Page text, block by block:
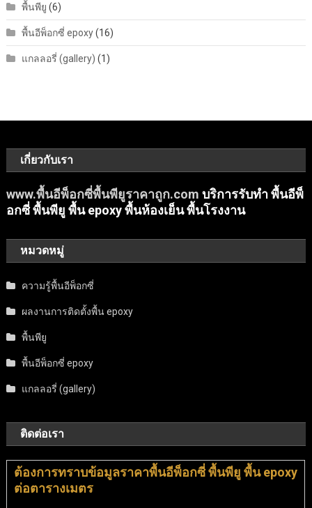
พื้นพียู (6)
พื้นอีพ็อกซี่ epoxy(16)
แกลลอรี่ (gallery) (1)
เกี่ยวกับเรา
www.พื้นอีพ็อกซี่พื้นพียูราคาถูก.com บริการรับทำ พื้นอีพ็
อกซี่ พื้นพียู พื้น epoxy พื้นห้องเย็น พื้นโรงงาน
หมวดหมู่
ความรู้พื้นอีพ็อกซี่
ผลงานการติดตั้งพื้น epoxy
พื้นพียู
พื้นอีพ็อกซี่ epoxy
แกลลอรี่ (gallery)
ติดต่อเรา
ต้องการทราบข้อมูลราคาพื้นอีพ็อกซี่ พื้นพียู พื้น epoxy
ต่อตารางเมตร